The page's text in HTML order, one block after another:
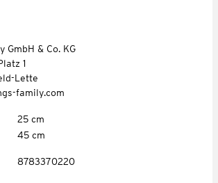
GmbH & Co. KG
1
Lette
family.com
25 cm
45 cm
8783370220